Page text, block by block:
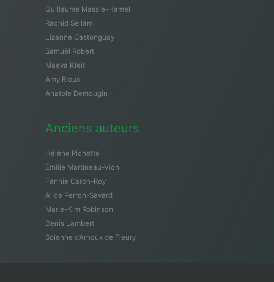
Guillaume Massie-Hamel
Rachid Sellami
Lizanne Castonguay
Samuël Robert
Maeva Kleit
Amy Rioux
Anatole Demougin
Anciens auteurs
Hélène Pichette
Émilie Martineau-Vion
Fannie Caron-Roy
Alice Perron-Savard
Marie-Kim Robinson
Denis Lambert
Solenne d’Arnoux de Fleury